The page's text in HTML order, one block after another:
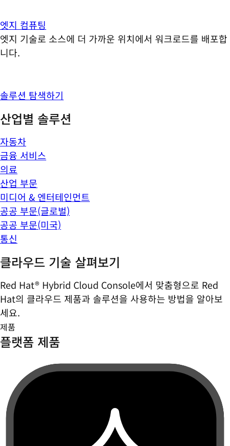
엣지 컴퓨팅
엣지 기술로 소스에 더 가까운 위치에서 워크로드를 배포합
니다.
솔루션 탐색하기
산업별 솔루션
자동차
금융 서비스
의료
산업 부문
미디어 & 엔터테인먼트
공공 부문(글로벌)
공공 부문(미국)
통신
클라우드 기술 살펴보기
Red Hat® Hybrid Cloud Console에서 맞춤형으로 Red
Hat의 클라우드 제품과 솔루션을 사용하는 방법을 알아보
세요.
제품
플랫폼 제품